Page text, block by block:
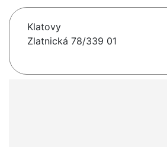
Klatovy
Zlatnická 78/339 01